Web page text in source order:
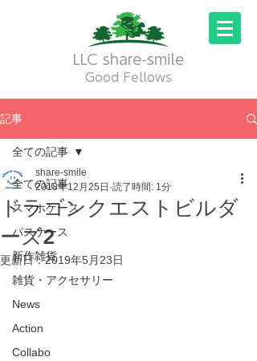
LLC share-smile
Good Fellows
記事
全ての記事
スマホケース
パスケース
新作雑貨
雑貨・アクセサリー
News
Action
Collabo
全ての記事
ドラゴンクエストビルダ
ーズ2
share-smile
2018年12月25日 読了時間: 1分
更新日：2019年5月23日